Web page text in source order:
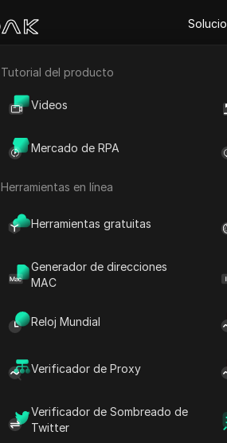
Comercio electrónico
Tutorial del producto
Videos
Mercado de RPA
Herramientas en línea
Herramientas gratuitas
Generador de direcciones
MAC
Reloj Mundial
Verificador de Proxy
Verificador de Sombreado de
Twitter
Inicio Blog - El alfabeto
El
ZETARIUM
Zag | Cómo pedir
Z-Image Turbo
Zora en Base: